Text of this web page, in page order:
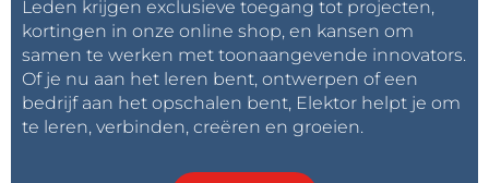
Leden krijgen exclusieve toegang tot projecten,
kortingen in onze online shop, en kansen om
samen te werken met toonaangevende innovators.
Of je nu aan het leren bent, ontwerpen of een
bedrijf aan het opschalen bent, Elektor helpt je om
te leren, verbinden, creëren en groeien.